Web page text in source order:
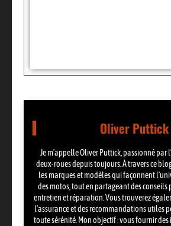
Oliver Puttick
Je m’appelle Oliver Puttick, passionné par
deux-roues depuis toujours. À travers ce
les marques et modèles qui façonnent
des motos, tout en partageant des
entretien et réparation. Vous trouverez
l’assurance et des recommandations utiles
toute sérénité. Mon objectif : vous fournir